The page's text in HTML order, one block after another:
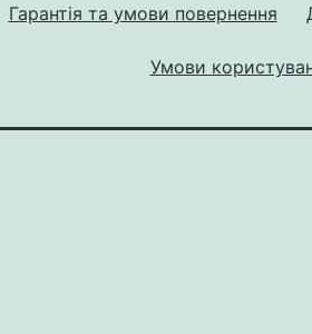
Гарантія та умови повернення
Умови